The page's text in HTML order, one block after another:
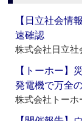
【日立社会情
速確認
株式会社日立社
【トーホー】
発電機で万全
株式会社トーホ